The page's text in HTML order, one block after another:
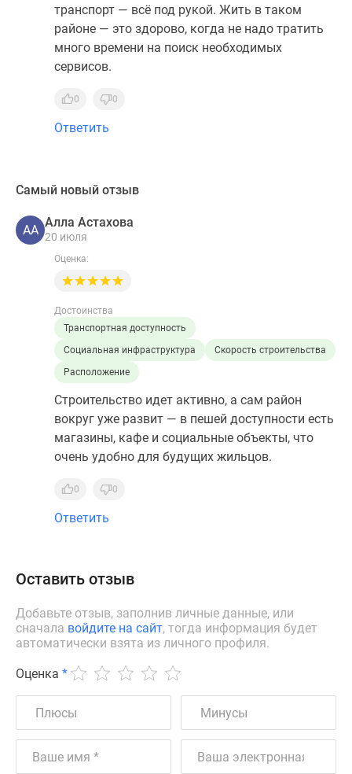
транспорт — всё под рукой. Жить в таком
районе — это здорово, когда не надо тратить
много времени на поиск необходимых
сервисов.
0 0
Ответить
Самый новый отзыв
АА
Алла Астахова
20 июля
Оценка:
Достоинства
Транспортная доступность
Социальная инфраструктура
Скорость строительства
Расположение
Строительство идет активно, а сам район
вокруг уже развит — в пешей доступности есть
магазины, кафе и социальные объекты, что
очень удобно для будущих жильцов.
0 0
Ответить
Оставить отзыв
Добавьте отзыв, заполнив личные данные, или
сначала войдите на сайт, тогда информация будет
автоматически взята из личного профиля.
Оценка *